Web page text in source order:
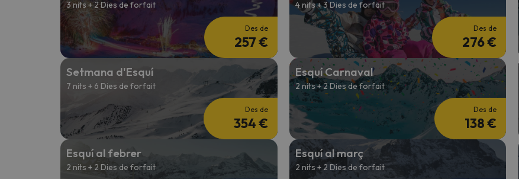
3 nits + 2 Dies de forfait
Des de
257 €
4 nits + 3 Dies de forfait
Des de
276 €
Setmana d'Esquí
7 nits + 6 Dies de forfait
Des de
354 €
Esquí Carnaval
2 nits + 2 Dies de forfait
Des de
138 €
Esquí al febrer
2 nits + 2 Dies de forfait
Esquí al març
2 nits + 2 Dies de forfait